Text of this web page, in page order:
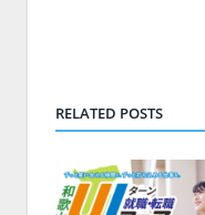
RELATED POSTS